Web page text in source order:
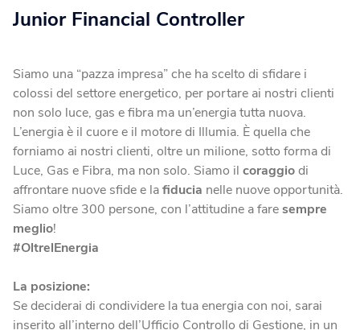
Fotovoltaico
Climatizzatori
Soluzioni efficienti per un comfort ottimale tutto l’anno.
Fotovoltaico da balcone
Produci energia energia elettrica dal tuo balcone.
Caldaie
Calore ed efficienza in un’unica scelta.
Blog
Junior Financial Controller
Siamo una “pazza impresa” che ha scelto di sfidare i
colossi del settore energetico, per portare ai nostri clienti
non solo luce, gas e fibra ma un’energia tutta nuova.
L’energia è il cuore e il motore di Illumia. È quella che
forniamo ai nostri clienti, oltre un milione, sotto forma di
Luce, Gas e Fibra, ma non solo. Siamo il coraggiodi
affrontare nuove sfide e lafiducia nelle nuove opportunità.
Siamo oltre 300 persone, con l’attitudine a faresempre
meglio!
#OltrelEnergia
La posizione:
Se deciderai di condividere la tua energia con noi, sarai
inserito all’interno dell’Ufficio Controllo di Gestione, in un